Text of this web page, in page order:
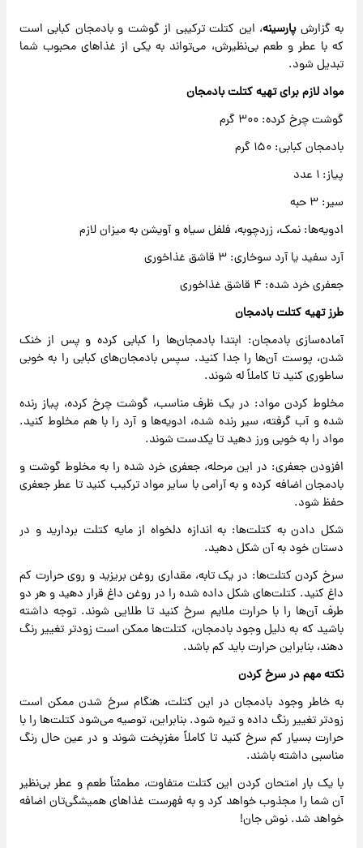
به گزارشپارسینه، این کتلت ترکیبی از گوشت و بادمجان کبابی است
که با عطر و طعم بی‌نظیرش، می‌تواند به یکی از غذاهای محبوب شما
تبدیل شود.
مواد لازم برای تهیه کتلت بادمجان
گوشت چرخ کرده: ۳۰۰ گرم
بادمجان کبابی: ۱۵۰ گرم
پیاز: ۱ عدد
سیر: ۳ حبه
ادویه‌ها: نمک، زردچوبه، فلفل سیاه و آویشن به میزان لازم
آرد سفید یا آرد سوخاری: ۳ قاشق غذاخوری
جعفری خرد شده: ۴ قاشق غذاخوری
طرز تهیه کتلت بادمجان
آماده‌سازی بادمجان: ابتدا بادمجان‌ها را کبابی کرده و پس از خنک
شدن، پوست آن‌ها را جدا کنید. سپس بادمجان‌های کبابی را به خوبی
ساطوری کنید تا کاملاً له شوند.
مخلوط کردن مواد: در یک ظرف مناسب، گوشت چرخ کرده، پیاز رنده
شده و آب گرفته، سیر رنده شده، ادویه‌ها و آرد را با هم مخلوط کنید.
مواد را به خوبی ورز دهید تا یکدست شوند.
افزودن جعفری: در این مرحله، جعفری خرد شده را به مخلوط گوشت و
بادمجان اضافه کرده و به آرامی با سایر مواد ترکیب کنید تا عطر جعفری
حفظ شود.
شکل دادن به کتلت‌ها: به اندازه دلخواه از مایه کتلت بردارید و در
دستان خود به آن شکل دهید.
سرخ کردن کتلت‌ها: در یک تابه، مقداری روغن بریزید و روی حرارت کم
داغ کنید. کتلت‌های شکل داده شده را در روغن داغ قرار دهید و هر دو
طرف آن‌ها را با حرارت ملایم سرخ کنید تا طلایی شوند. توجه داشته
باشید که به دلیل وجود بادمجان، کتلت‌ها ممکن است زودتر تغییر رنگ
دهند، بنابراین حرارت باید کم باشد.
نکته مهم در سرخ کردن
به خاطر وجود بادمجان در این کتلت، هنگام سرخ شدن ممکن است
زودتر تغییر رنگ داده و تیره شود. بنابراین، توصیه می‌شود کتلت‌ها را با
حرارت بسیار کم سرخ کنید تا کاملاً مغزپخت شوند و در عین حال رنگ
مناسبی داشته باشند.
با یک بار امتحان کردن این کتلت متفاوت، مطمئناً طعم و عطر بی‌نظیر
آن شما را مجذوب خواهد کرد و به فهرست غذاهای همیشگی‌تان اضافه
خواهد شد. نوش جان!